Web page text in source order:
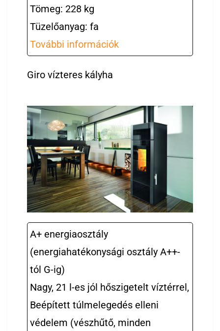
Tömeg: 228 kg
Tüzelőanyag: fa
További információk
Giro vízteres kályha
A+ energiaosztály
(energiahatékonysági osztály A++-
tól G-ig)
Nagy, 21 l-es jól hőszigetelt víztérrel,
Beépített túlmelegedés elleni
védelem (vészhűtő, minden